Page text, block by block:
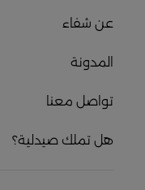
عن شفاء
المدونة
تواصل معنا
هل تملك صيدلية؟